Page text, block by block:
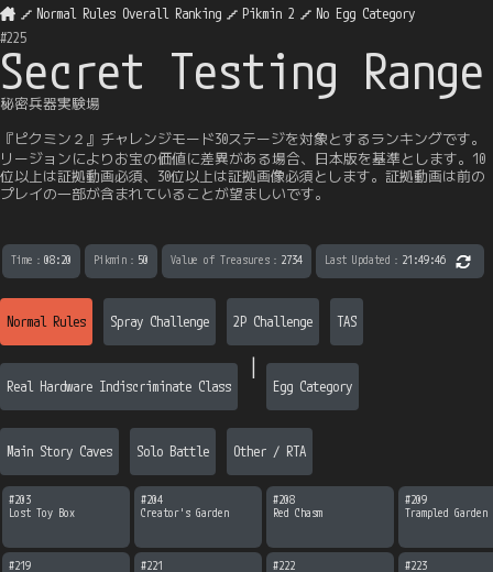
Normal Rules Overall Ranking Pikmin 2
No Egg Category
#225
Secret Testing Range
秘密兵器実験場
『ピクミン２』チャレンジモード30ステージを対象とするランキングです。
リージョンによりお宝の価値に差異がある場合、日本版を基準とします。10
位以上は証拠動画必須、30位以上は証拠画像必須とします。証拠動画は前の
プレイの一部が含まれていることが望ましいです。
Time ： 08:20 Pikmin ： 50 Value of Treasures ： 2734 Last Updated ： 21:49:46
Normal Rules Spray Challenge 2P Challenge TAS
Real Hardware Indiscriminate Class Egg Category
Main Story Caves Solo Battle Other / RTA
#203
Lost Toy Box
#204
Creator's Garden
#208
Red Chasm
#209
Trampled Garden
#219
#221
#222
#223